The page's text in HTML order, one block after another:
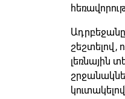
Ադրբեջանը
շեշտելով,
լեռնային